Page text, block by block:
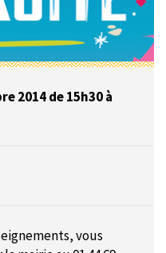
2014 de 15h30 à
vous